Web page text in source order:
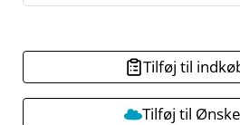
Tilføj til
Tilføj til